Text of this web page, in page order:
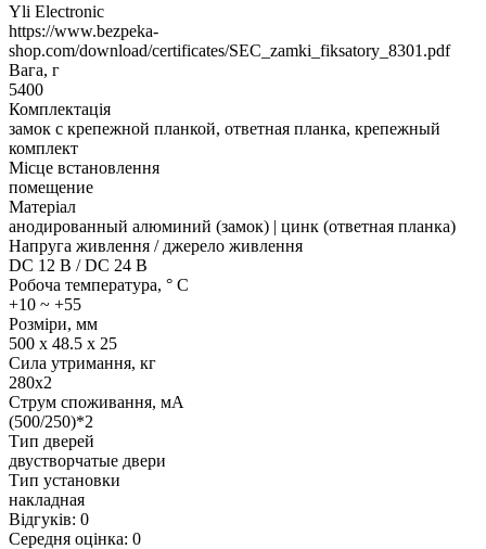
Yli Electronic
https://www.bezpeka-
shop.com/download/certificates/SEC_zamki_fiksatory_8301.pdf
Вага, г
5400
Комплектація
замок с крепежной планкой, ответная планка, крепежный
комплект
Місце встановлення
помещение
Матеріал
анодированный алюминий (замок) | цинк (ответная планка)
Напруга живлення / джерело живлення
DC 12 В / DC 24 В
Робоча температура, ° C
+10 ~ +55
Розміри, мм
500 х 48.5 х 25
Сила утримання, кг
280x2
Струм споживання, мА
(500/250)*2
Тип дверей
двустворчатые двери
Тип установки
накладная
Відгуків: 0
Середня оцінка: 0